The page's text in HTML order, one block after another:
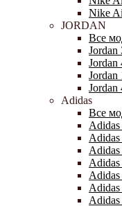
Nike
JORDAN
Все
Jordan
Jordan
Adidas
Все
Adidas